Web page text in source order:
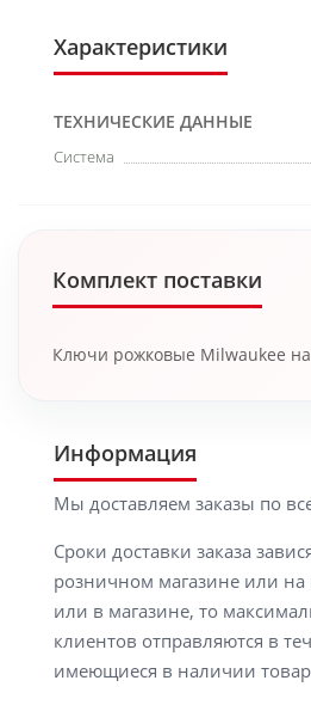
Характеристики
ТЕХНИЧЕСКИЕ ДАННЫЕ
Система
Комплект поставки
Ключи рожковые Milwaukee
Информация
Мы доставляем заказы по
Сроки доставки заказа
розничном магазине или на
или в магазине, то
клиентов отправляются в
имеющиеся в наличии